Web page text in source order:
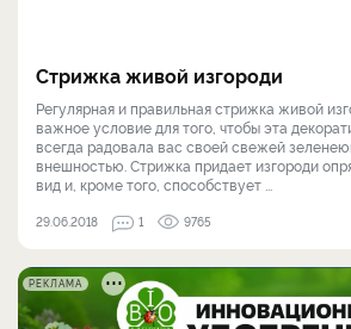
Стрижка живой изгороди
Регулярная и правильная стрижка живой
важное условие для того, чтобы эта
всегда радовала вас своей свежей
внешностью. Стрижка придает изгороди
вид и, кроме того, способствует ...
29.06.2018 1 9765
РЕКЛАМА